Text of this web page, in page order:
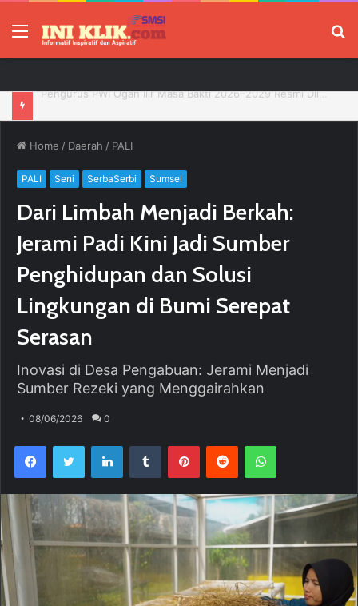
Menu
Home / Daerah / PALI
PALI Seni SerbaSerbi Sumsel
Dari Limbah Menjadi Berkah:
Jerami Padi Kini Jadi Sumber
Penghidupan dan Solusi
Lingkungan di Bumi Serepat
Serasan
Inovasi di Desa Pengabuan: Jerami Menjadi
Sumber Rezeki yang Menggairahkan
08/06/2026 0